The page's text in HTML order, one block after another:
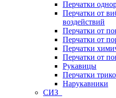
Перчатки
Перчатки от
воздействий
Перчатки от
Перчатки от
Перчатки
Перчатки от
Рукавицы
Перчатки
Нарукавники
СИЗ